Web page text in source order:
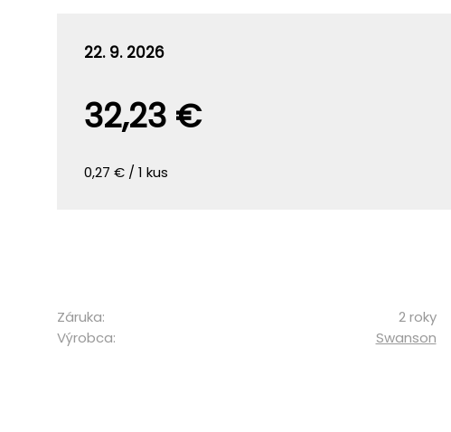
22. 9. 2026
32,23 €
0,27 € / 1 kus
Záruka:
2 roky
Výrobca:
Swanson